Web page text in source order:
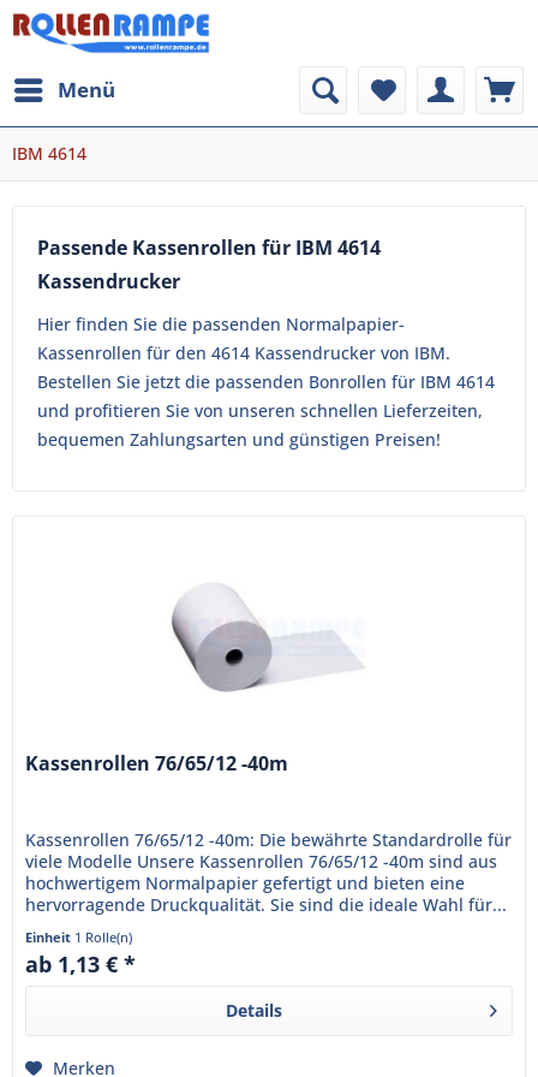
Menü
IBM 4614
Passende Kassenrollen für IBM 4614
Kassendrucker
Hier finden Sie die passenden Normalpapier-
Kassenrollen für den 4614 Kassendrucker von IBM.
Bestellen Sie jetzt die passenden Bonrollen für IBM 4614
und profitieren Sie von unseren schnellen Lieferzeiten,
bequemen Zahlungsarten und günstigen Preisen!
Kassenrollen 76/65/12 -40m
Kassenrollen 76/65/12 -40m: Die bewährte Standardrolle für
viele Modelle Unsere Kassenrollen 76/65/12 -40m sind aus
hochwertigem Normalpapier gefertigt und bieten eine
hervorragende Druckqualität. Sie sind die ideale Wahl für...
Einheit 1 Rolle(n)
ab 1,13 € *
Details
Merken